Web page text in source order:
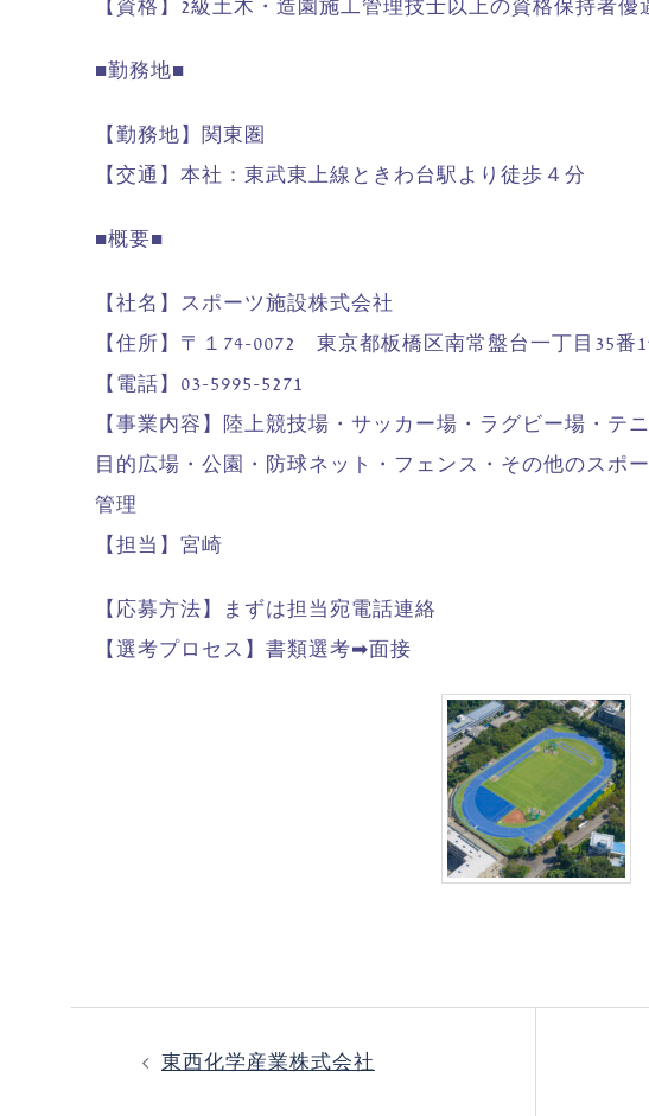
【資格】2級土木・造園施工管理技士以上の資格保持者優
■勤務地■
【勤務地】関東圏
【交通】本社：東武東上線ときわ台駅より徒歩４分
■概要■
【社名】スポーツ施設株式会社
【住所】〒１74-0072 東京都板橋区南常盤台一丁目35番
【電話】03-5995-5271
【事業内容】陸上競技場・サッカー場・ラグビー場・テ
目的広場・公園・防球ネット・フェンス・その他のスポ
管理
【担当】宮崎
【応募方法】まずは担当宛電話連絡
【選考プロセス】書類選考➡面接
東西化学産業株式会社